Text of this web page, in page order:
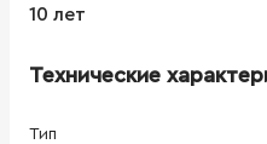
10 лет
Технические
Тип